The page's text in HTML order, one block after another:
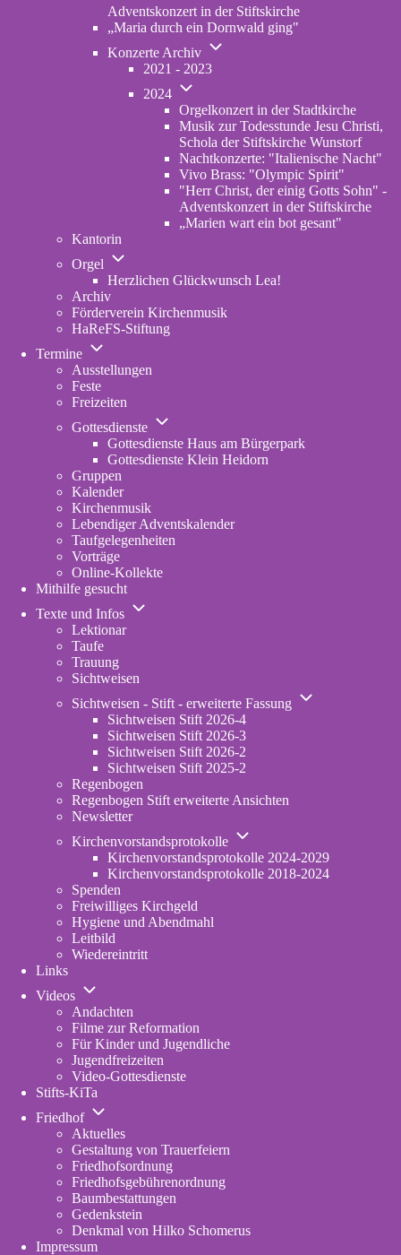
Adventskonzert in der Stiftskirche
„Maria durch ein Dornwald ging"
Konzerte Archiv
Unternavigation
Konzerte
2021 - 2023
2024
Unternavigation
2024
Orgelkonzert in der Stadtkirche
Musik zur Todesstunde Jesu Christi,
Schola der Stiftskirche Wunstorf
Nachtkonzerte: "Italienische Nacht"
Vivo Brass: "Olympic Spirit"
"Herr Christ, der einig Gotts Sohn" -
Adventskonzert in der Stiftskirche
„Marien wart ein bot gesant"
Kantorin
Orgel
Unternavigation
Orgel
Herzlichen Glückwunsch Lea!
Archiv
Förderverein Kirchenmusik
HaReFS-Stiftung
Termine
Unternavigation
Termine
Ausstellungen
Feste
Freizeiten
Gottesdienste
Unternavigation
Gottesdienste
Gottesdienste Haus am Bürgerpark
Gottesdienste Klein Heidorn
Gruppen
Kalender
Kirchenmusik
Lebendiger Adventskalender
Taufgelegenheiten
Vorträge
Online-Kollekte
Mithilfe gesucht
Texte und Infos
Unternavigation
Lektionar
Taufe
Trauung
Sichtweisen
Sichtweisen - Stift - erweiterte Fassung
Unternavigation
Sichtweisen Stift 2026-4
Sichtweisen Stift 2026-3
Sichtweisen Stift 2026-2
Sichtweisen Stift 2025-2
Regenbogen
Regenbogen Stift erweiterte Ansichten
Newsletter
Kirchenvorstandsprotokolle
Unternavigation
Kirchenvorstandsprotokolle
Kirchenvorstandsprotokolle 2024-2029
Kirchenvorstandsprotokolle 2018-2024
Spenden
Freiwilliges Kirchgeld
Hygiene und Abendmahl
Leitbild
Wiedereintritt
Links
Videos
Unternavigation
Videos
Andachten
Filme zur Reformation
Für Kinder und Jugendliche
Jugendfreizeiten
Video-Gottesdienste
Stifts-KiTa
in
tab)
Friedhof
Unternavigation
Friedhof
Aktuelles
Gestaltung von Trauerfeiern
Friedhofsordnung
Friedhofsgebührenordnung
tab)
Baumbestattungen
Gedenkstein
Denkmal von Hilko Schomerus
Impressum